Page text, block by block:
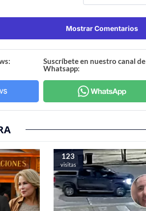
Mostrar Comentarios
Suscríbete en nuestro canal de
Whatsapp:
123
visitas